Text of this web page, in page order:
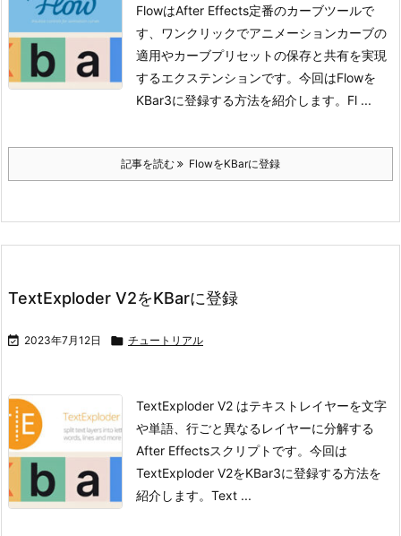
FlowはAfter Effects定番のカーブツールで
す、ワンクリックでアニメーションカーブの
適用やカーブプリセットの保存と共有を実現
するエクステンションです。今回はFlowを
KBar3に登録する方法を紹介します。 Fl ...
記事を読む FlowをKBarに登録
TextExploder V2をKBarに登録
 2023年7月12日  チュートリアル
TextExploder V2 はテキストレイヤーを文字
や単語、行ごと異なるレイヤーに分解する
After Effectsスクリプトです。今回は
TextExploder V2をKBar3に登録する方法を
紹介します。 Text ...